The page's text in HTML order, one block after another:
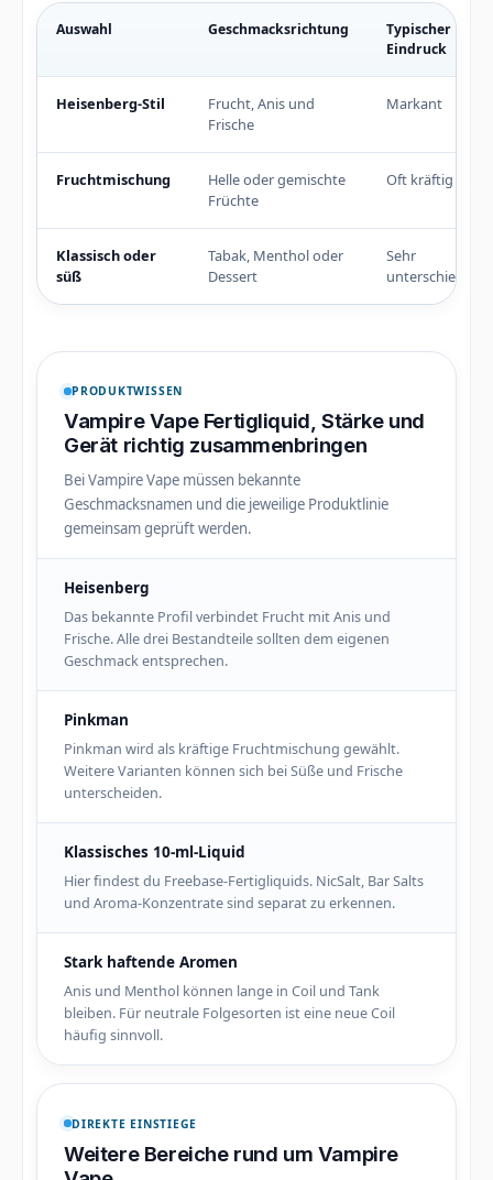
Auswahl Geschmacksrichtung
Typischer
Eindruck
Heisenberg-Stil
Frucht, Anis und
Frische
Markant
Fruchtmischung
Helle oder gemischte
Früchte
Oft kräftig
Klassisch oder
süß
Tabak, Menthol oder
Dessert
Sehr
unterschiedlich
PRODUKTWISSEN
Vampire Vape Fertigliquid, Stärke und
Gerät richtig zusammenbringen
Bei Vampire Vape müssen bekannte
Geschmacksnamen und die jeweilige Produktlinie
gemeinsam geprüft werden.
Heisenberg
Das bekannte Profil verbindet Frucht mit Anis und
Frische. Alle drei Bestandteile sollten dem eigenen
Geschmack entsprechen.
Pinkman
Pinkman wird als kräftige Fruchtmischung gewählt.
Weitere Varianten können sich bei Süße und Frische
unterscheiden.
Klassisches 10-ml-Liquid
Hier findest du Freebase-Fertigliquids. NicSalt, Bar Salts
und Aroma-Konzentrate sind separat zu erkennen.
Stark haftende Aromen
Anis und Menthol können lange in Coil und Tank
bleiben. Für neutrale Folgesorten ist eine neue Coil
häufig sinnvoll.
DIREKTE EINSTIEGE
Weitere Bereiche rund um Vampire